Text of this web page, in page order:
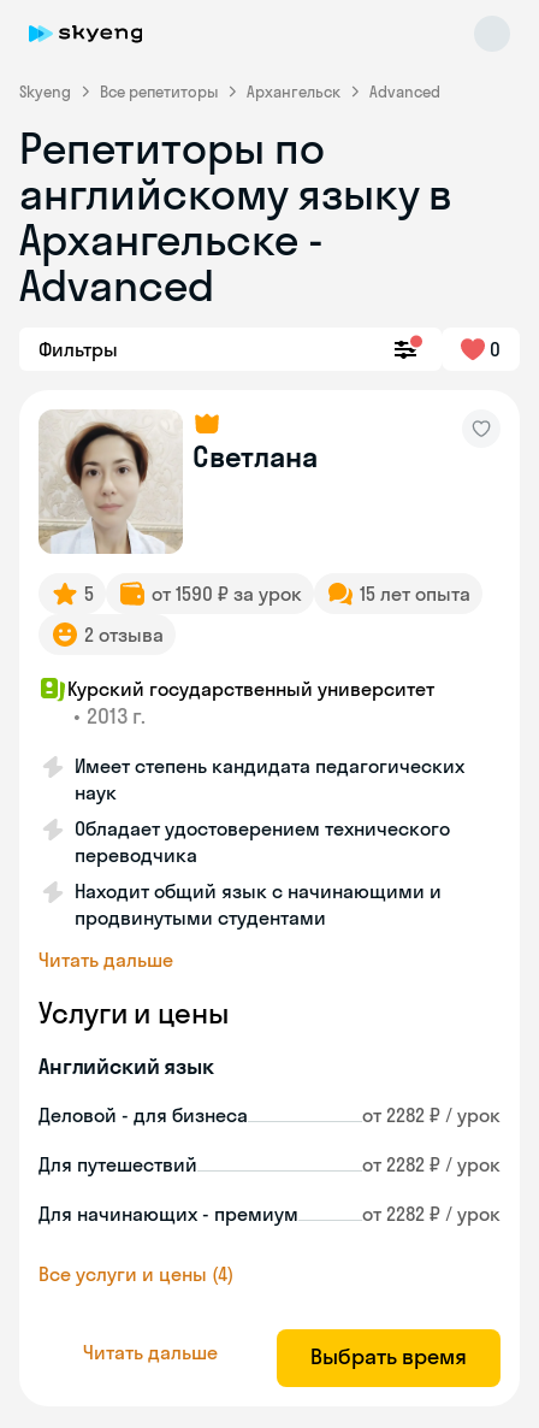
Skyeng Все репетиторы Архангельск Advanced
Репетиторы по
английскому языку в
Архангельске -
Advanced
Фильтры 0
Светлана
5 от 1590 ₽ за урок
15 лет опыта
2 отзыва
Курский государственный университет
• 2013 г.
Имеет степень кандидата педагогических
наук
Обладает удостоверением технического
переводчика
Находит общий язык с начинающими и
продвинутыми студентами
Читать дальше
Услуги и цены
Английский язык
Деловой - для бизнеса от 2282 ₽ / урок
Для путешествий от 2282 ₽ / урок
Для начинающих - премиум от 2282 ₽ / урок
Все услуги и цены (4)
Читать дальше Выбрать время